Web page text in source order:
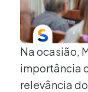
Na ocasião,
importância
relevância